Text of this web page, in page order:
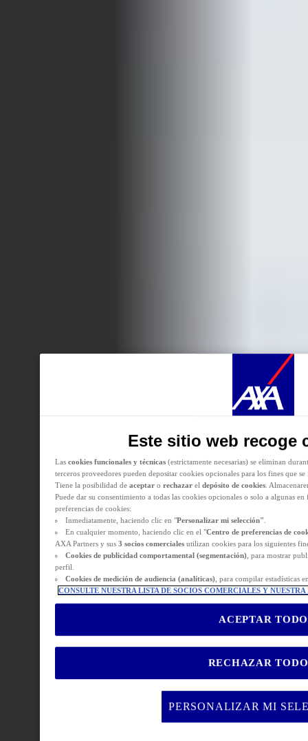
Este sitio web recoge
consentir el depósito de cookies opcionales, ya sea por parte de AXA Partners
Las cookies funcionales y técnicas (estrictamente necesarias) se eliminan
terceros proveedores pueden depositar cookies opcionales para los fines que
Tiene la posibilidad de aceptar o rechazar el depósito de cookies .
Puede dar su consentimiento a todas las cookies opcionales o solo a algunas
preferencias de cookies:
Inmediatamente, haciendo clic en "Personalizar mi selección"
En cualquier momento, haciendo clic en el "Centro de preferencias de
AXA Partners y sus 3 socios comerciales utilizan cookies para los siguientes
Cookies depublicidad comportamental (segmentación) , para mostrar
perfil.
Cookies de medición de audiencia (analíticas) , para compilar estadísticas
CONSULTE NUESTRA LISTA DE SOCIOS COMERCIALES Y
PERSONALIZAR MI
RECHAZAR TODO
ACEPTAR TODO